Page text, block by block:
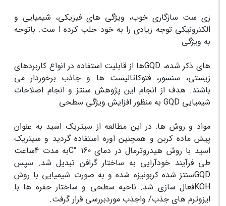
زی ست سازگاری خوب، ویژگی های فیزیکی، شیمیایی و
الکترونیکی توجه زیادی را به خود جلب کرده ا ست. باتوجه
به ویژگی
های ذکر شده، GQDها از قابلیت استفاده در انواع کاربردهای
زیستی، سنسور، فتوکاتالیست ها و جاذب برخوردار می
باشند. هدف از انجام این پژوهش سنتز و انجام اصلاحات
شیمیایی GQD به منظور افزایش ویژگی سطحی
مواد و روش ها: در این مطالعه از سیتریک اسید به عنوان
پیش ماده کربن و همچنین اوره استفاده گردید و سیتریک
اسید با روش هیدروترمال در دمای 160
°C
به مدت 4ساعت
طی فرآیند خودآرایی به ساختار گرافن تبدیل شد. سپس
GQDسنتز شده کربونیزه شده و به صورت شیمیایی با روش
KOHفعال سازی شد. ناحیه سطحی و ساختار حفره ها با
ایزوترم های جذب/ واجذب موردبررسی قرار گرفت.